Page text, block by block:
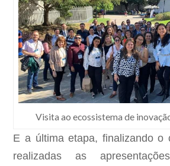
Visita ao ecossistema de
E a última etapa, finalizando o
realizadas as